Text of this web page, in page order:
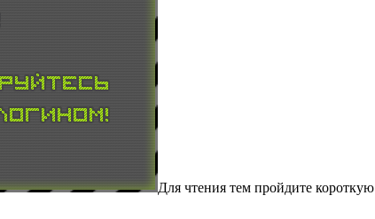
Для чтения тем пройдите короткую